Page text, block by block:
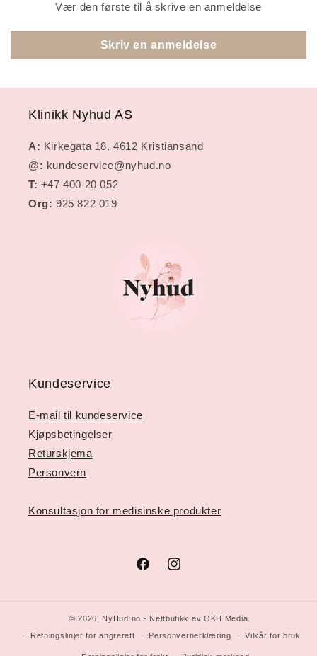
Vær den første til å skrive en anmeldelse
Skriv en anmeldelse
Klinikk Nyhud AS
A: Kirkegata 18, 4612 Kristiansand
@: kundeservice@nyhud.no
T: +47 400 20 052
Org: 925 822 019
Kundeservice
E-mail til kundeservice
Kjøpsbetingelser
Returskjema
Personvern
Konsultasjon for medisinske produkter
FacebookInstagram
© 2026, NyHud.no - Nettbutikk av OKH Media
Retningslinjer for angrerett
Personvernerklæring Vilkår for bruk